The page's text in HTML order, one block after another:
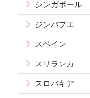
シンガポール
ジンバブエ
スペイン
スリランカ
スロバキア